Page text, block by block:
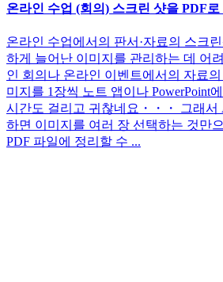
온라인 수업 (회의) 스크린 샷을 PDF
온라인 수업에서의 판서·자료의 스크
하게 늘어난 이미지를 관리하는 데 어
인 회의나 온라인 이벤트에서의 자료의
미지를 1장씩 노트 앱이나 PowerPoint
시간도 걸리고 귀찮네요・・・ 그래서
하면 이미지를 여러 장 선택하는 것만
PDF 파일에 정리할 수 ...